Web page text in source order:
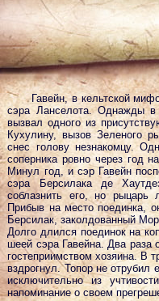
Гавейн, в кельтской
сэра Ланселота. Однажды
вызвал одного из
Кухулину, вызов Зеленого
снес голову незнакомцу.
соперника ровно через год
Минул год, и сэр Гавейн
сэра Берсилака де
соблазнить его, но рыцарь
Прибыв на место поединка,
Берсилак, заколдованный
Долго длился поединок на
шеей сэра Гавейна. Два раза
гостеприимством хозяина. В
вздрогнул. Топор не отрубил
исключительно из
напоминание о своем